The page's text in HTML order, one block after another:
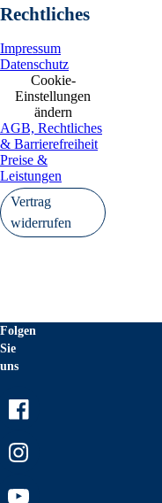
Rechtliches
Impressum
Datenschutz
Cookie-
Einstellungen
ändern
AGB, Rechtliches
& Barrierefreiheit
Preise &
Leistungen
Vertrag
widerrufen
Folgen
Sie
uns
Youtube